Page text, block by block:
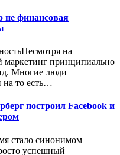
не финансовая
на
маркетинг принципиально
Многие люди
на то есть…
построил Facebook и
стало синонимом
успешный